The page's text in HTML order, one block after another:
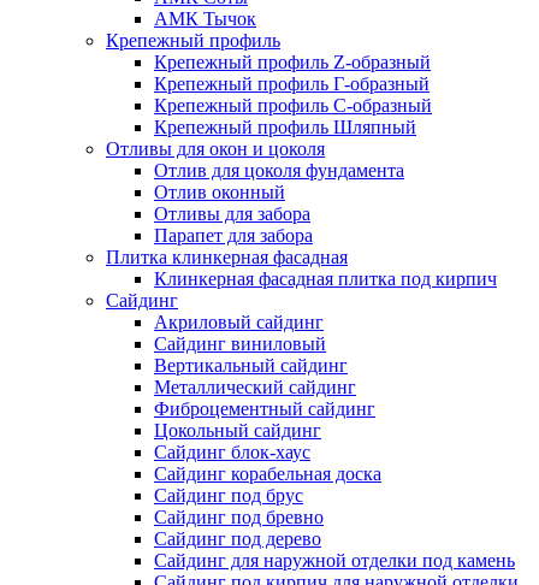
АМК Тычок
Крепежный профиль
Крепежный профиль Z-образный
Крепежный профиль Г-образный
Крепежный профиль С-образный
Крепежный профиль Шляпный
Отливы для окон и цоколя
Отлив для цоколя фундамента
Отлив оконный
Отливы для забора
Парапет для забора
Плитка клинкерная фасадная
Клинкерная фасадная плитка под кирпич
Сайдинг
Акриловый сайдинг
Сайдинг виниловый
Вертикальный сайдинг
Металлический сайдинг
Фиброцементный сайдинг
Цокольный сайдинг
Сайдинг блок-хаус
Сайдинг корабельная доска
Сайдинг под брус
Сайдинг под бревно
Сайдинг под дерево
Сайдинг для наружной отделки под камень